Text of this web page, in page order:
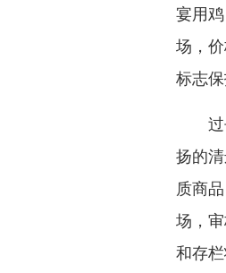
宴用
场，
标志
过去
扬的
质商
场，
和存